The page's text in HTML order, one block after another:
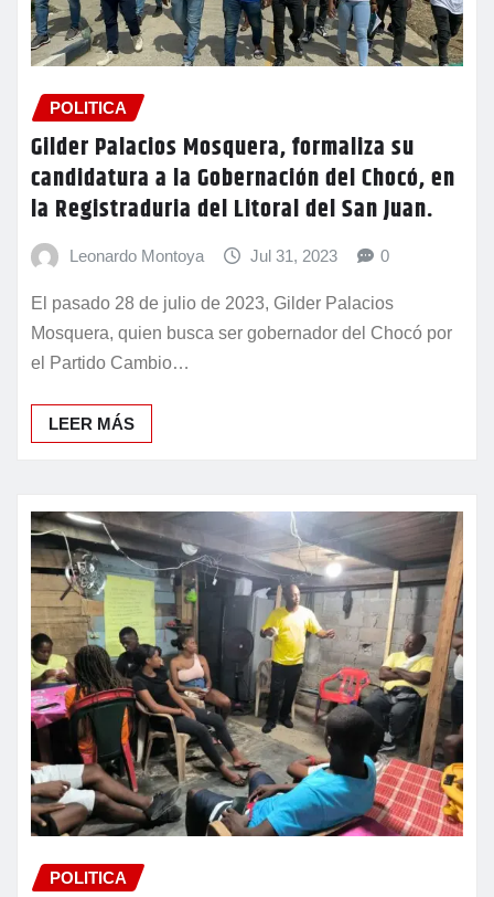
POLITICA
Gilder Palacios Mosquera, formaliza su
candidatura a la Gobernación del Chocó, en
la Registraduria del Litoral del San Juan.
Leonardo Montoya Jul 31, 2023 0
El pasado 28 de julio de 2023, Gilder Palacios
Mosquera, quien busca ser gobernador del Chocó por
el Partido Cambio…
LEER MÁS
POLITICA